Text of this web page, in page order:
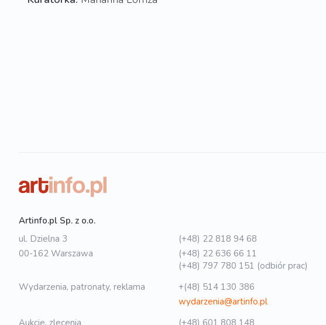
Artinfo.pl Sp. z o.o.
ul. Dzielna 3
00-162 Warszawa
(+48) 22 818 94 68
(+48) 22 636 66 11
(+48) 797 780 151 (odbiór prac)
Wydarzenia, patronaty, reklama
+(48) 514 130 386
wydarzenia@artinfo.pl
Aukcje, zlecenia
(+48) 601 808 148